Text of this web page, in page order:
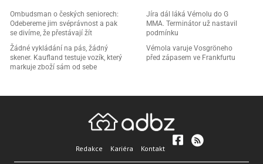
Ombudsman o českých seniorech:
Odebereme jim svéprávnost a pak
se divíme, že přestávají žít
Žádné vykládání na pás, žádný
skener. Kaufland testuje vozík, který
markuje zboží sám od sebe
Jíra dál láká Vémolu do G
MMA. Terminátor už nastavil
podmínku
Vémola varuje Vosgröneho
před zápasem ve Frankfurtu
Redakce Kariéra Kontakt